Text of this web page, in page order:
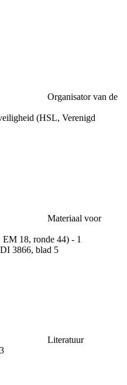
Organisator van de
(HSL, Verenigd
Materiaal voor
18, ronde 44) - 1
3866, blad 5
Literatuur